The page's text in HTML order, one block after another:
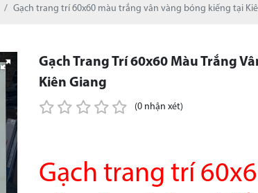
Gạch trang trí 60x60 màu trắng vân vàng bóng kiếng tại
Gạch Trang Trí 60x60 Màu Trắng
Kiên Giang
(0 nhận xét)
Gạch trang trí